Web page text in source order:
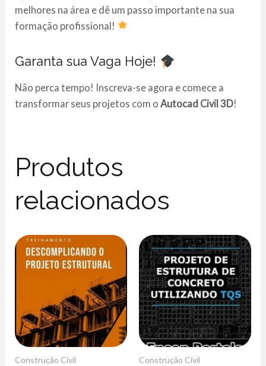
melhores na área e dê um passo importante na sua
formação profissional!
Garanta sua Vaga Hoje!
Não perca tempo! Inscreva-se agora e comece a
transformar seus projetos com oAutocad Civil 3D!
Produtos
relacionados
Construção Civil Construção Civil